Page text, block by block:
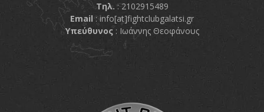
Τηλ. : 2102915489
Email :info[at]fightclubgalatsi.gr
Υπεύθυνος: Ιωάννης Θεοφάνους